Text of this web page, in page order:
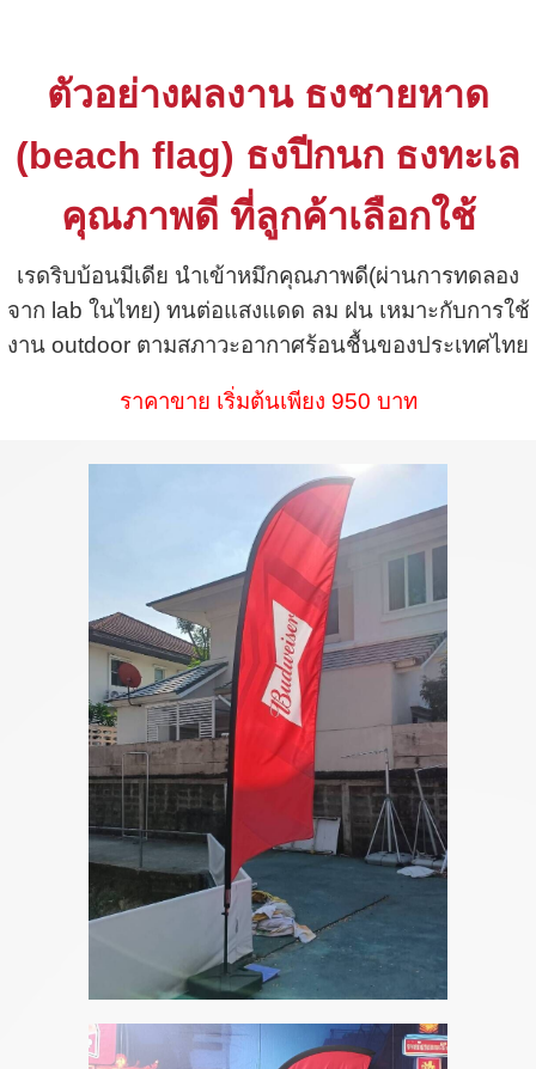
ตัวอย่างผลงาน ธงชายหาด
(beach flag) ธงปีกนก ธงทะเล
คุณภาพดี ที่ลูกค้าเลือกใช้
เรดริบบ้อนมีเดีย นำเข้าหมึกคุณภาพดี(ผ่านการทดลอง
จาก lab ในไทย) ทนต่อแสงแดด ลม ฝน เหมาะกับการใช้
งาน outdoor ตามสภาวะอากาศร้อนชื้นของประเทศไทย
ราคาขาย เริ่มต้นเพียง 950 บาท